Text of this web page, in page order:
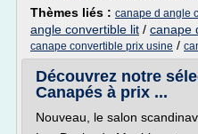
Thèmes liés : canape d angle
angle convertible lit / canape
canape convertible prix usine /
Découvrez notre
Canapés à prix ...
Nouveau, le salon